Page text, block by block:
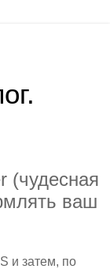
(чудесная
ваш
и затем, по